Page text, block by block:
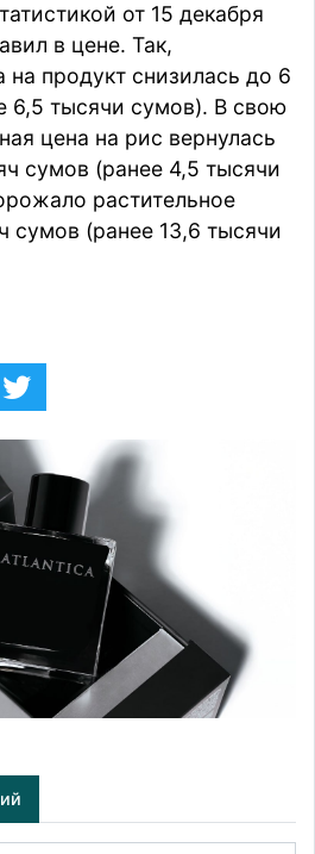
от 15 декабря
в цене. Так,
на продукт снизилась до 6
6,5 тысячи сумов). В свою
цена на рис вернулась
сумов (ранее 4,5 тысячи
растительное
сумов (ранее 13,6 тысячи